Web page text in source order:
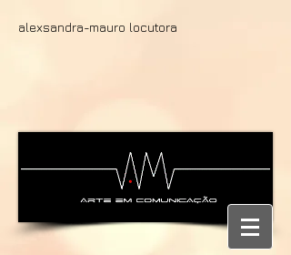
alexsandra-mauro locutora